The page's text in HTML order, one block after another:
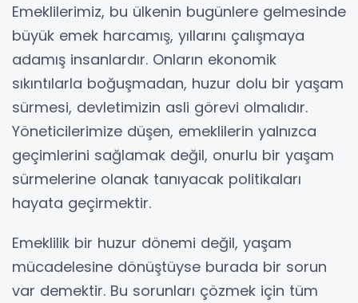
Emeklilerimiz, bu ülkenin bugünlere gelmesinde
büyük emek harcamış, yıllarını çalışmaya
adamış insanlardır. Onların ekonomik
sıkıntılarla boğuşmadan, huzur dolu bir yaşam
sürmesi, devletimizin asli görevi olmalıdır.
Yöneticilerimize düşen, emeklilerin yalnızca
geçimlerini sağlamak değil, onurlu bir yaşam
sürmelerine olanak tanıyacak politikaları
hayata geçirmektir.
Emeklilik bir huzur dönemi değil, yaşam
mücadelesine dönüştüyse burada bir sorun
var demektir. Bu sorunları çözmek için tüm